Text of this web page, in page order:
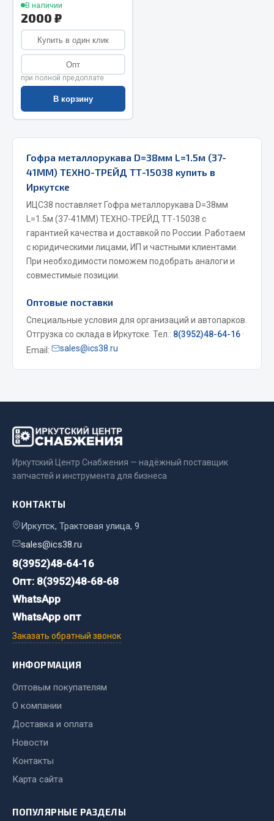
Весь раздел
Запчасти МАЗ
Система питания
Подвеска
Тормозная система
Двигатель
Электрооборудование
Показать ещё
Весь раздел
Запчасти Урал
Система питания
Система выпуска газа
Весь раздел
Система питания
Система выпуска газа
Система охлаждения
Коробка передач
Рулевое управление
Тормозная система
Показать ещё
Весь раздел
Запчасти HOWO
Подвеска
Система питания
Система охлаждения
В наличии
2000 ₽
Купить в один клик
Опт
при полной предоплате
В корзину
Гофра металлорукава D=38мм L=1.5м (37-
41ММ) ТЕХНО-ТРЕЙД ТТ-15038 купить в
Иркутске
ИЦС38 поставляет Гофра металлорукава D=38мм
L=1.5м (37-41ММ) ТЕХНО-ТРЕЙД ТТ-15038 с
гарантией качества и доставкой по России. Работаем
с юридическими лицами, ИП и частными клиентами.
При необходимости поможем подобрать аналоги и
совместимые позиции.
Оптовые поставки
Специальные условия для организаций и автопарков.
Отгрузка со склада в Иркутске. Тел.: 8(3952)48-64-16 ·
Email:
sales@ics38.ru
Иркутский Центр Снабжения — надёжный поставщик
запчастей и инструмента для бизнеса
КОНТАКТЫ
Иркутск, Трактовая улица, 9
sales@ics38.ru
8(3952)48-64-16
Опт: 8(3952)48-68-68
WhatsApp
WhatsApp опт
Заказать обратный звонок
ИНФОРМАЦИЯ
Оптовым покупателям
О компании
Доставка и оплата
Новости
Контакты
Карта сайта
ПОПУЛЯРНЫЕ РАЗДЕЛЫ